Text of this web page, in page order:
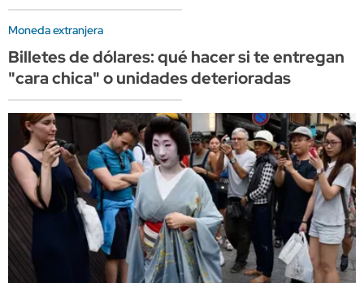
Moneda extranjera
Billetes de dólares: qué hacer si te entregan
"cara chica" o unidades deterioradas